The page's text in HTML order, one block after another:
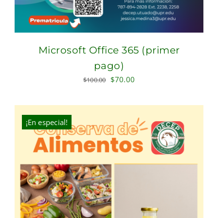
Microsoft Office 365 (primer
pago)
$100.00 Original
was:
$100.00.
$70.00
is:
$70.00.
¡En especial!